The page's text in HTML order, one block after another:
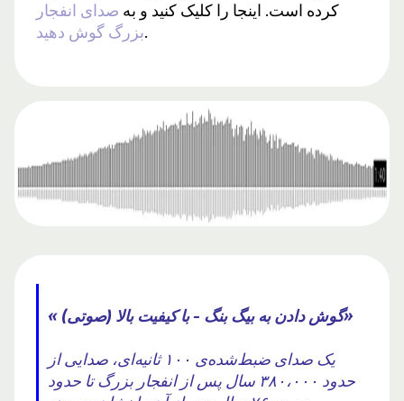
کرده است. اینجا را کلیک کنید و به صدای انفجار
بزرگ گوش دهید.
« گوش دادن به بیگ بنگ - با کیفیت بالا (صوتی)»
یک صدای ضبط‌شده‌ی ۱۰۰ ثانیه‌ای، صدایی از
حدود ۳۸۰،۰۰۰ سال پس از انفجار بزرگ تا حدود